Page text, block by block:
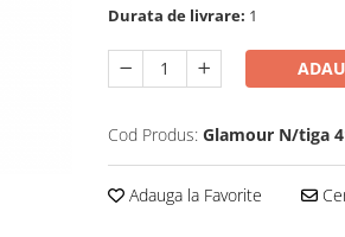
Durata de livrare: 1
Cod Produs: Glamour N/tiga
Adauga la Favorite